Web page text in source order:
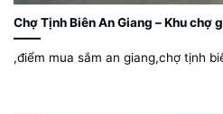
Chợ Tịnh Biên An Giang – Khu chợ
,điểm mua sắm an giang,chợ tịnh